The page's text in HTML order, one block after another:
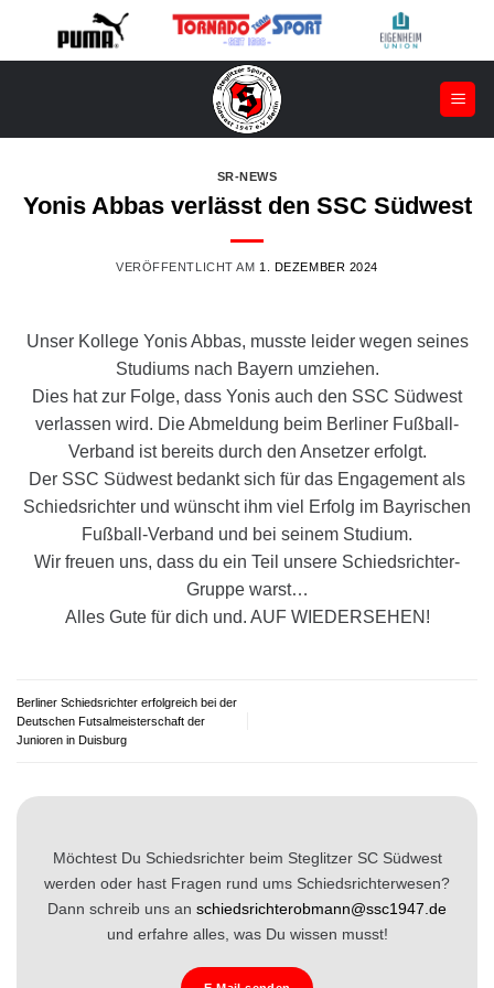
SR-NEWS
Yonis Abbas verlässt den SSC Südwest
VERÖFFENTLICHT AM 1. DEZEMBER 2024
Unser Kollege Yonis Abbas, musste leider wegen seines
Studiums nach Bayern umziehen.
Dies hat zur Folge, dass Yonis auch den SSC Südwest
verlassen wird. Die Abmeldung beim Berliner Fußball-
Verband ist bereits durch den Ansetzer erfolgt.
Der SSC Südwest bedankt sich für das Engagement als
Schiedsrichter und wünscht ihm viel Erfolg im Bayrischen
Fußball-Verband und bei seinem Studium.
Wir freuen uns, dass du ein Teil unsere Schiedsrichter-
Gruppe warst…
Alles Gute für dich und. AUF WIEDERSEHEN!
Berliner Schiedsrichter erfolgreich bei der
Deutschen Futsalmeisterschaft der
Junioren in Duisburg
Möchtest Du Schiedsrichter beim Steglitzer SC Südwest
werden oder hast Fragen rund ums Schiedsrichterwesen?
Dann schreib uns an schiedsrichterobmann@ssc1947.de
und erfahre alles, was Du wissen musst!